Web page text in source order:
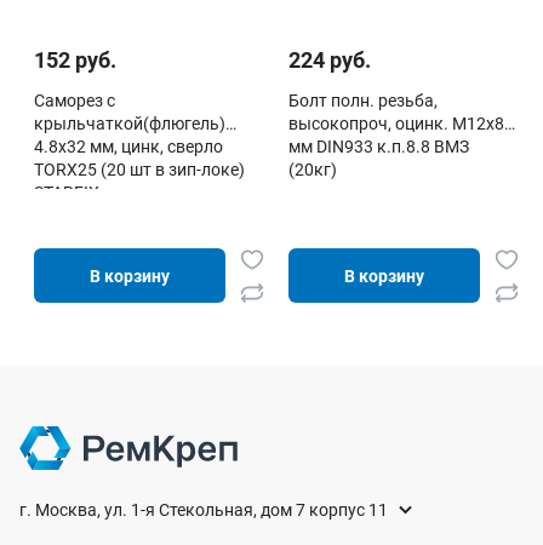
152 руб.
Саморез с
крыльчаткой(флюгель)
4.8х32 мм, цинк, сверло
TORX25 (20 шт в зип-локе)
STARFIX
В корзину
224 руб.
Болт полн. резьба,
высокопроч, оцинк. М12х80
мм DIN933 к.п.8.8 ВМЗ
(20кг)
В корзину
г. Москва, ул. 1-я Стекольная, дом 7 корпус 11